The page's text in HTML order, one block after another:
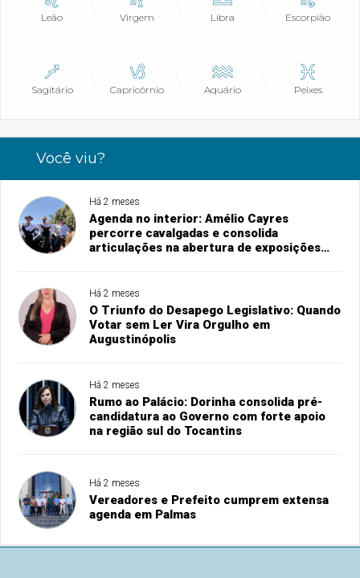
Leão Virgem Libra Escorpião
Sagitário Capricórnio Aquário Peixes
Você viu?
Há 2 meses
Agenda no interior: Amélio Cayres
percorre cavalgadas e consolida
articulações na abertura de exposições
Há 2 meses
O Triunfo do Desapego Legislativo: Quando
Votar sem Ler Vira Orgulho em
Augustinópolis
Há 2 meses
Rumo ao Palácio: Dorinha consolida pré-
candidatura ao Governo com forte apoio
na região sul do Tocantins
Há 2 meses
Vereadores e Prefeito cumprem extensa
agenda em Palmas